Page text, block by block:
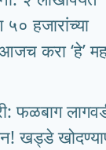
हजारांच्या
करा ‘हे’
फळबाग
खड्डे